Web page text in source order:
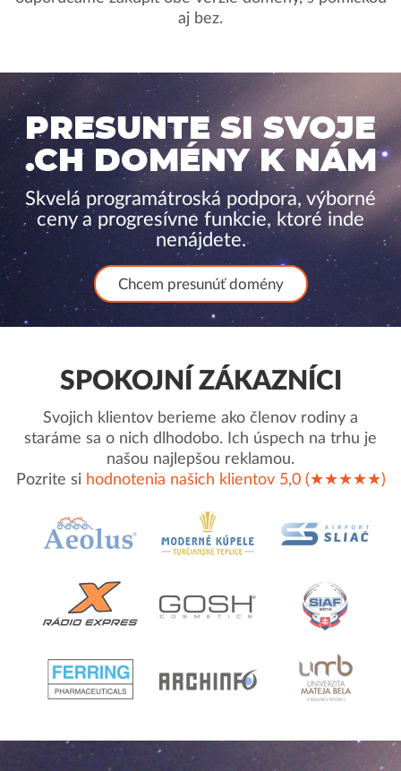
aj bez.
PRESUNTE SI SVOJE
.CH DOMÉNY K NÁM
Skvelá programátroská podpora, výborné
ceny a progresívne funkcie, ktoré inde
nenájdete.
Chcem presunúť domény
SPOKOJNÍ ZÁKAZNÍCI
Svojich klientov berieme ako členov rodiny a
staráme sa o nich dlhodobo. Ich úspech na trhu je
našou najlepšou reklamou.
Pozrite si hodnotenia našich klientov 5,0 (★★★★★)